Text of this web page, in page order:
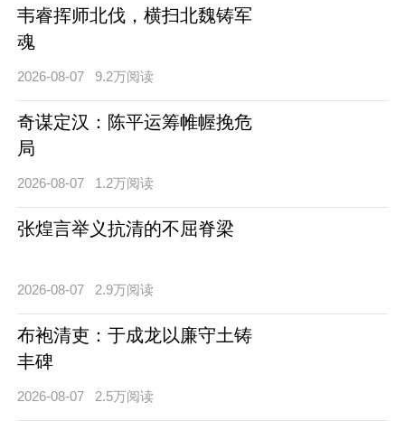
韦睿挥师北伐，横扫北魏铸军
魂
2026-08-07 9.2万阅读
奇谋定汉：陈平运筹帷幄挽危
局
2026-08-07 1.2万阅读
张煌言举义抗清的不屈脊梁
2026-08-07 2.9万阅读
布袍清吏：于成龙以廉守土铸
丰碑
2026-08-07 2.5万阅读